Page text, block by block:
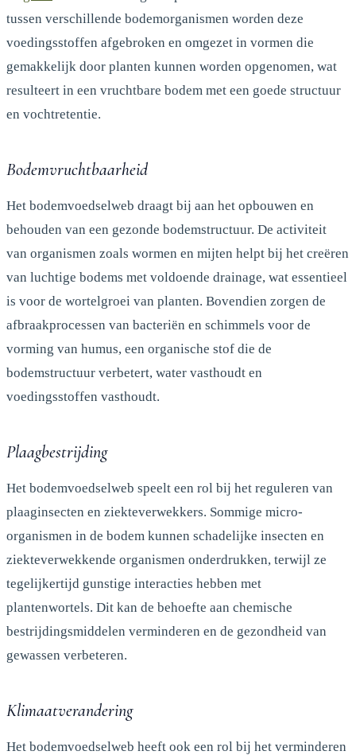
tussen verschillende bodemorganismen worden deze
voedingsstoffen afgebroken en omgezet in vormen die
gemakkelijk door planten kunnen worden opgenomen, wat
resulteert in een vruchtbare bodem met een goede structuur
en vochtretentie.
Bodemvruchtbaarheid
Het bodemvoedselweb draagt bij aan het opbouwen en
behouden van een gezonde bodemstructuur. De activiteit
van organismen zoals wormen en mijten helpt bij het creëren
van luchtige bodems met voldoende drainage, wat essentieel
is voor de wortelgroei van planten. Bovendien zorgen de
afbraakprocessen van bacteriën en schimmels voor de
vorming van humus, een organische stof die de
bodemstructuur verbetert, water vasthoudt en
voedingsstoffen vasthoudt.
Plaagbestrijding
Het bodemvoedselweb speelt een rol bij het reguleren van
plaaginsecten en ziekteverwekkers. Sommige micro-
organismen in de bodem kunnen schadelijke insecten en
ziekteverwekkende organismen onderdrukken, terwijl ze
tegelijkertijd gunstige interacties hebben met
plantenwortels. Dit kan de behoefte aan chemische
bestrijdingsmiddelen verminderen en de gezondheid van
gewassen verbeteren.
Klimaatverandering
Het bodemvoedselweb heeft ook een rol bij het verminderen